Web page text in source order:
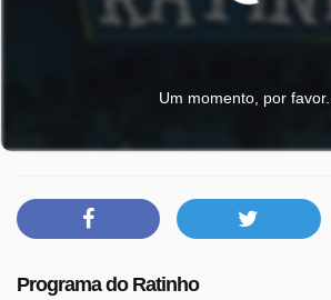
Um momento, por favor...
Programa do Ratinho